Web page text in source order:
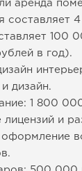
аренда
составляет
100
в год).
дизайн.
1 800
лицензий и
оформление